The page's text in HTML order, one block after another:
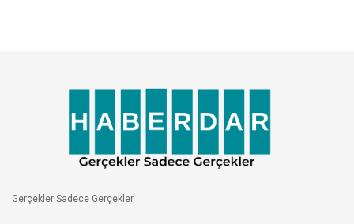
Gerçekler Sadece Gerçekler